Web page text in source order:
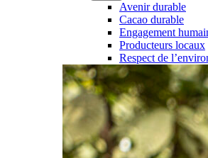
Avenir durable
Cacao durable
Engagement
Producteurs locaux
Respect de